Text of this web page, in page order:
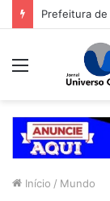
Menu
Início / Mundo